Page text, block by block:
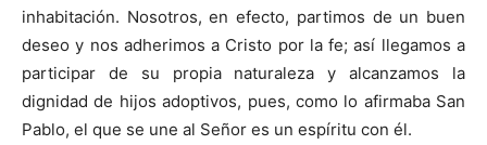
inhabitación. Nosotros, en efecto, partimos de un buen
deseo y nos adherimos a Cristo por la fe; así llegamos a
participar de su propia naturaleza y alcanzamos la
dignidad de hijos adoptivos, pues, como lo afirmaba San
Pablo, el que se une al Señor es un espíritu con él.